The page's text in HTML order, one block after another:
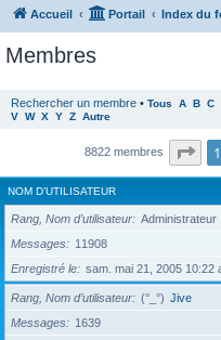
Accueil Portail Index du
Membres
Rechercher un membre • Tous A B C
V W X Y Z Autre
8822 membres Page
1
NOM D’UTILISATEUR
Rang, Nom d’utilisateur Administrateur
Messages
11908
Enregistré le
sam. mai 21, 2005 10:22
Rang, Nom d’utilisateur (°_°) Jive
Messages
1639